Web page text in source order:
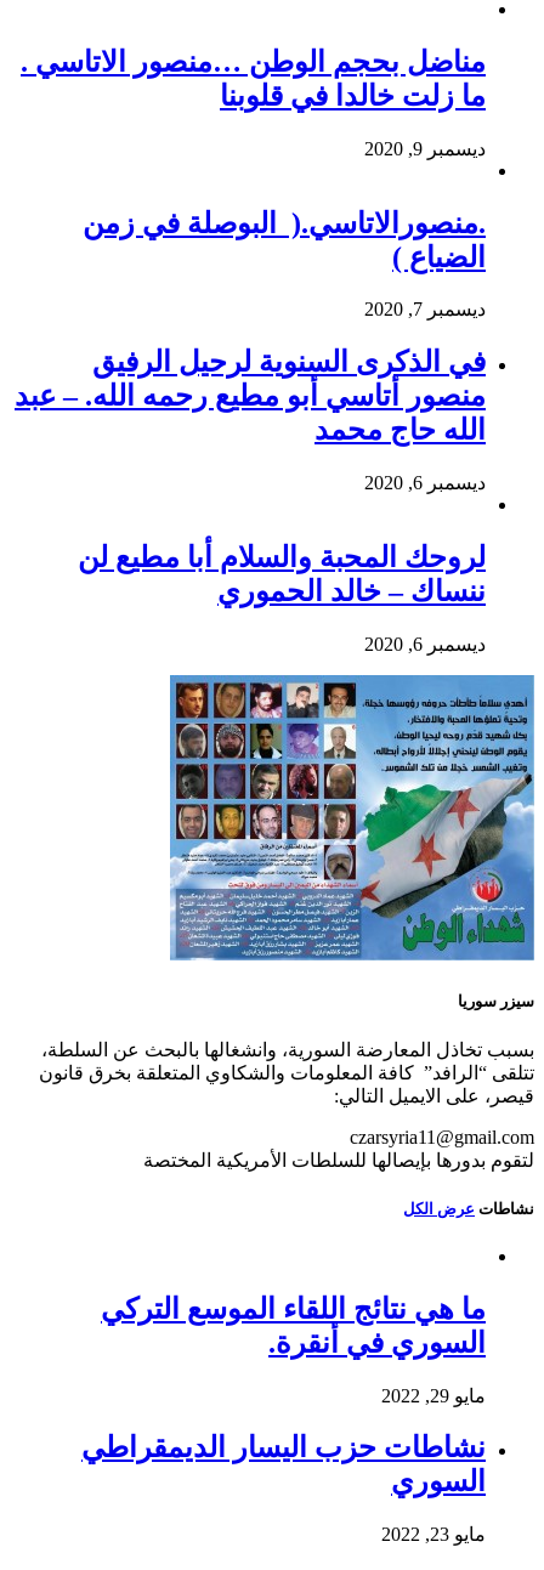
مناضل بحجم الوطن …منصور الاتاسي .
ما زلت خالدا في قلوبنا
ديسمبر 9, 2020
.منصورالاتاسي.( البوصلة في زمن
الضياع )
ديسمبر 7, 2020
في الذكرى السنوية لرحيل الرفيق
منصور أتاسي أبو مطيع رحمه الله. – عبد
الله حاج محمد
ديسمبر 6, 2020
لروحك المحبة والسلام أبا مطيع لن
ننساك – خالد الحموري
ديسمبر 6, 2020
سيزر سوريا
بسبب تخاذل المعارضة السورية، وانشغالها بالبحث عن السلطة،
تتلقى “الرافد” كافة المعلومات والشكاوي المتعلقة بخرق قانون
قيصر، على الايميل التالي:
czarsyria11@gmail.com
لتقوم بدورها بإيصالها للسلطات الأمريكية المختصة
نشاطات عرض الكل
ما هي نتائج اللقاء الموسع التركي
السوري في أنقرة.
مايو 29, 2022
نشاطات حزب اليسار الديمقراطي
السوري
مايو 23, 2022